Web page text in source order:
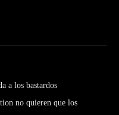
a los bastardos
no quieren que los